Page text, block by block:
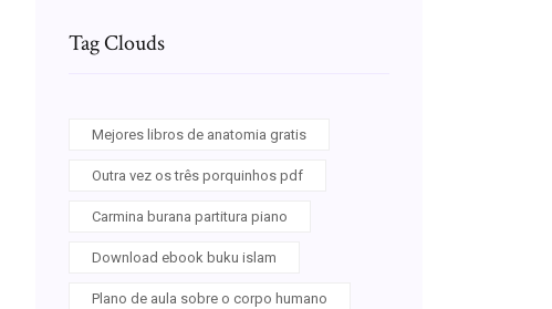
Tag Clouds
Mejores libros de anatomia gratis
Outra vez os três porquinhos pdf
Carmina burana partitura piano
Download ebook buku islam
Plano de aula sobre o corpo humano